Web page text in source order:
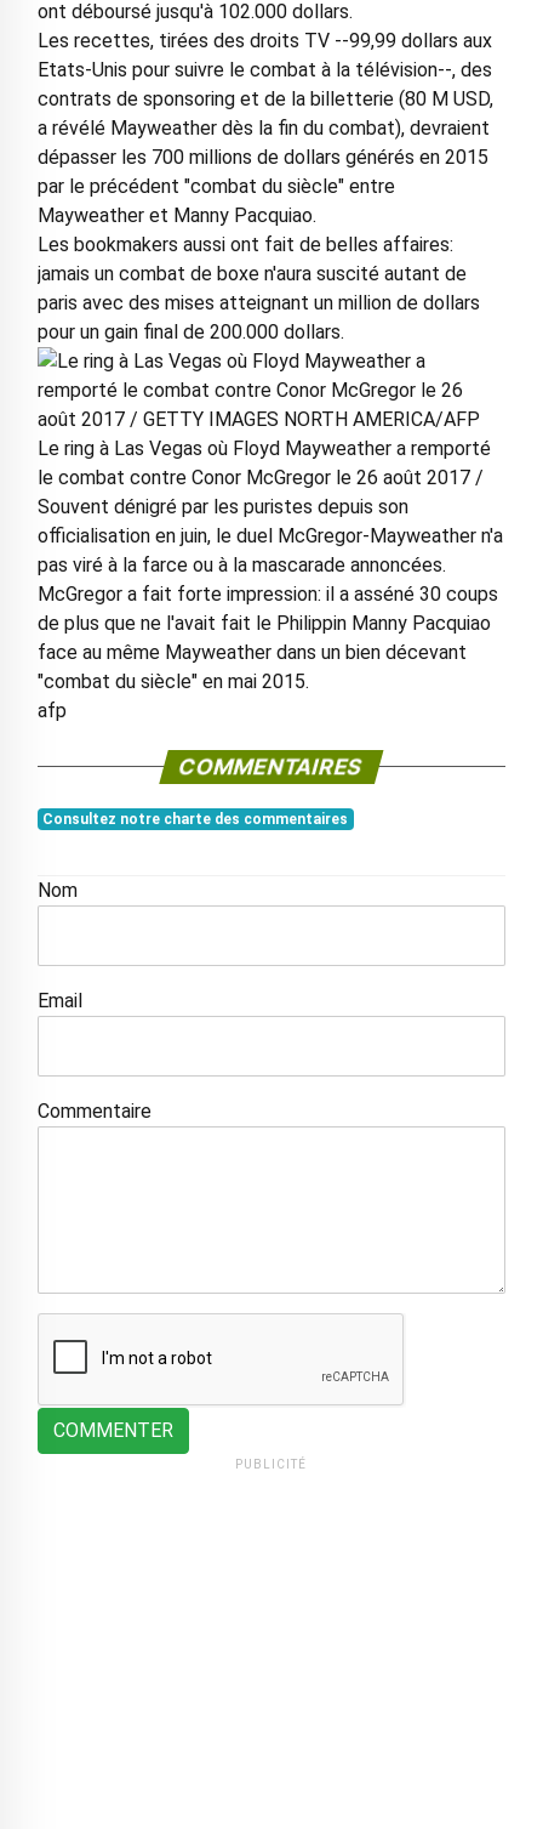
ont déboursé jusqu'à 102.000 dollars.
Les recettes, tirées des droits TV --99,99 dollars aux
Etats-Unis pour suivre le combat à la télévision--, des
contrats de sponsoring et de la billetterie (80 M USD,
a révélé Mayweather dès la fin du combat), devraient
dépasser les 700 millions de dollars générés en 2015
par le précédent "combat du siècle" entre
Mayweather et Manny Pacquiao.
Les bookmakers aussi ont fait de belles affaires:
jamais un combat de boxe n'aura suscité autant de
paris avec des mises atteignant un million de dollars
pour un gain final de 200.000 dollars.
Le ring à Las Vegas où Floyd Mayweather a remporté
le combat contre Conor McGregor le 26 août 2017 /
Souvent dénigré par les puristes depuis son
officialisation en juin, le duel McGregor-Mayweather n'a
pas viré à la farce ou à la mascarade annoncées.
McGregor a fait forte impression: il a asséné 30 coups
de plus que ne l'avait fait le Philippin Manny Pacquiao
face au même Mayweather dans un bien décevant
"combat du siècle" en mai 2015.
afp
COMMENTAIRES
Consultez notre charte des commentaires
Nom
Email
Commentaire
COMMENTER
PUBLICITÉ